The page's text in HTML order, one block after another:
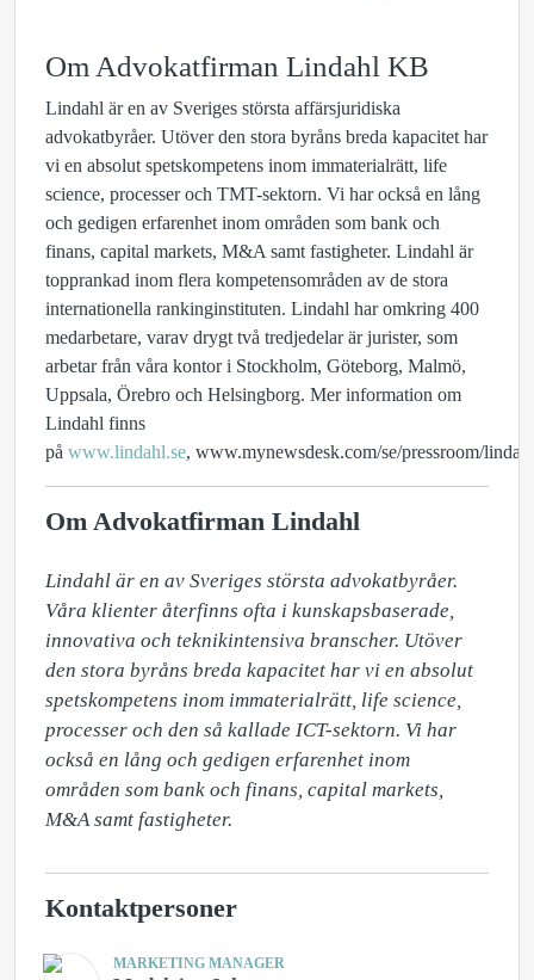
Om Advokatfirman Lindahl KB
Lindahl är en av Sveriges största affärsjuridiska
advokatbyråer. Utöver den stora byråns breda kapacitet har
vi en absolut spetskompetens inom immaterialrätt, life
science, processer och TMT-sektorn. Vi har också en lång
och gedigen erfarenhet inom områden som bank och
finans, capital markets, M&A samt fastigheter. Lindahl är
topprankad inom flera kompetensområden av de stora
internationella rankinginstituten. Lindahl har omkring 400
medarbetare, varav drygt två tredjedelar är jurister, som
arbetar från våra kontor i Stockholm, Göteborg, Malmö,
Uppsala, Örebro och Helsingborg. Mer information om
Lindahl finns
på www.lindahl.se, www.mynewsdesk.com/se/pressroom/lindahl
Om Advokatfirman Lindahl
Lindahl är en av Sveriges största advokatbyråer.
Våra klienter återfinns ofta i kunskapsbaserade,
innovativa och teknikintensiva branscher. Utöver
den stora byråns breda kapacitet har vi en absolut
spetskompetens inom immaterialrätt, life science,
processer och den så kallade ICT-sektorn. Vi har
också en lång och gedigen erfarenhet inom
områden som bank och finans, capital markets,
M&A samt fastigheter.
Kontaktpersoner
MARKETING MANAGER